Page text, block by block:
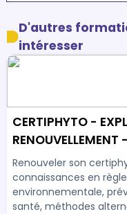
D'autres
intéresser
CERTIPHYTO -
Renouveler son
connaissances en
environnementale,
santé, méthodes